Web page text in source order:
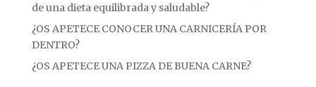
de una dieta equilibrada y saludable?
¿OS APETECE CONOCER UNA CARNICERÍA POR
DENTRO?
¿OS APETECE UNA PIZZA DE BUENA CARNE?